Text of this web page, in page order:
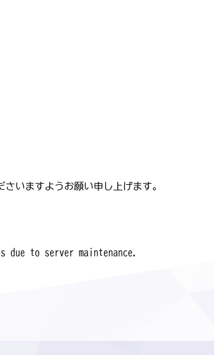
いますようお願い申し上げます。
to server maintenance.